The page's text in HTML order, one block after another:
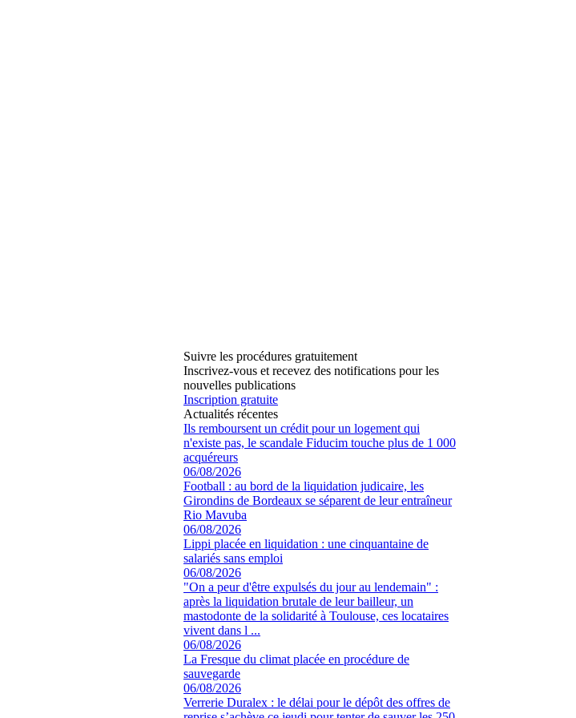
Suivre les procédures gratuitement
Inscrivez-vous et recevez des notifications pour les
nouvelles publications
Inscription gratuite
Actualités récentes
Ils remboursent un crédit pour un logement qui
n'existe pas, le scandale Fiducim touche plus de 1 000
acquéreurs
06/08/2026
Football : au bord de la liquidation judicaire, les
Girondins de Bordeaux se séparent de leur entraîneur
Rio Mavuba
06/08/2026
Lippi placée en liquidation : une cinquantaine de
salariés sans emploi
06/08/2026
"On a peur d'être expulsés du jour au lendemain" :
après la liquidation brutale de leur bailleur, un
mastodonte de la solidarité à Toulouse, ces locataires
vivent dans l ...
06/08/2026
La Fresque du climat placée en procédure de
sauvegarde
06/08/2026
Verrerie Duralex : le délai pour le dépôt des offres de